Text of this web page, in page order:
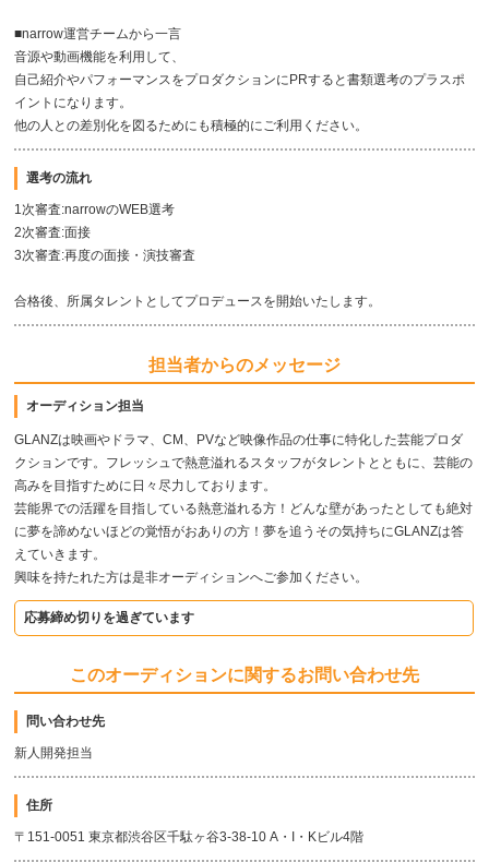
■narrow運営チームから一言
音源や動画機能を利用して、
自己紹介やパフォーマンスをプロダクションにPRすると書類選考のプラスポ
イントになります。
他の人との差別化を図るためにも積極的にご利用ください。
選考の流れ
1次審査:narrowのWEB選考
2次審査:面接
3次審査:再度の面接・演技審査
合格後、所属タレントとしてプロデュースを開始いたします。
担当者からのメッセージ
オーディション担当
GLANZは映画やドラマ、CM、PVなど映像作品の仕事に特化した芸能プロダ
クションです。フレッシュで熱意溢れるスタッフがタレントとともに、芸能の
高みを目指すために日々尽力しております。
芸能界での活躍を目指している熱意溢れる方！どんな壁があったとしても絶対
に夢を諦めないほどの覚悟がおありの方！夢を追うその気持ちにGLANZは答
えていきます。
興味を持たれた方は是非オーディションへご参加ください。
応募締め切りを過ぎています
このオーディションに関するお問い合わせ先
問い合わせ先
新人開発担当
住所
〒151-0051 東京都渋谷区千駄ヶ谷3-38-10 A・I・Kビル4階